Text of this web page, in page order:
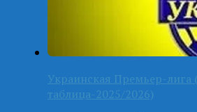
Украинская Премьер-лига
таблица-2025/2026)